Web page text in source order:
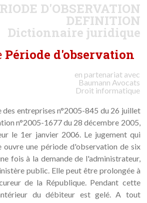
D'OBSERVATION
DEFINITION
Dictionnaire juridique
Période d'observation
en partenariat avec
Baumann Avocats
Droit informatique
des entreprises n°2005-845 du 26 juillet
n°2005-1677 du 28 décembre 2005,
le 1er janvier 2006. Le jugement qui
ouvre une période d'observation de six
fois à la demande de l'administrateur,
public. Elle peut être prolongée à
de la République. Pendant cette
du débiteur est gelé. A tout